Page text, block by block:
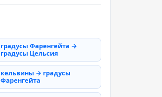
градусы Фаренгейта →
градусы Цельсия
кельвины → градусы
Фаренгейта